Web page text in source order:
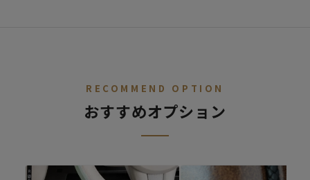
があればご連絡ください。
ファブリック シートカバー診断
RECOMMEND OPTION
おすすめオプション